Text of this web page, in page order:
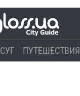
ПУТЕШЕСТВИЯ